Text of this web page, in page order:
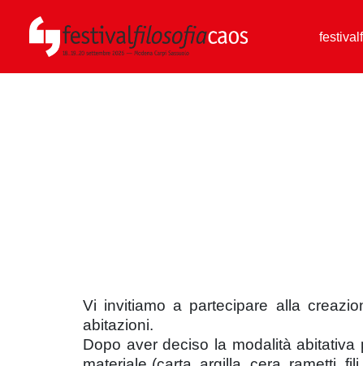
Vi invitiamo a partecipare alla
abitazioni.
Dopo aver deciso la modalità